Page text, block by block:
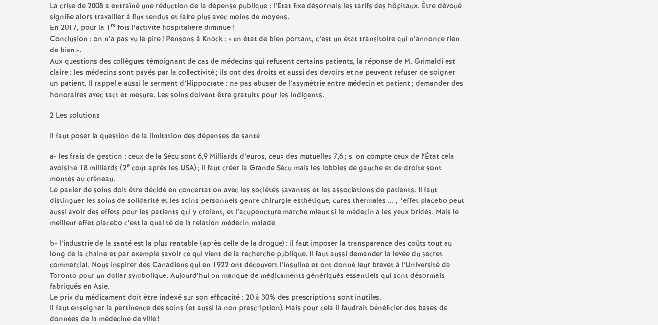
e
S
e
c
o
n
d
d
e
g
r
é
La crise de 2008 a entraîné une réduction de la dépense publique : l’État fixe désormais les tarifs des hôpitaux. Être dévoué
signifie alors travailler à flux tendus et faire plus avec moins de moyens.
En 2017, pour la 1 re fois l’activité hospitalière diminue!
Conclusion : on n’a pas vu le pire! Pensons à Knock : «un état de bien portant, c’est un état transitoire qui n’annonce rien
de bien».
Aux questions des collègues témoignant de cas de médecins qui refusent certains patients, la réponse de M. Grimaldi est
claire : les médecins sont payés par la collectivité; ils ont des droits et aussi des devoirs et ne peuvent refuser de soigner
un patient. Il rappelle aussi le serment d’Hippocrate : ne pas abuser de l’asymétrie entre médecin et patient; demander des
honoraires avec tact et mesure. Les soins doivent être gratuits pour les indigents.
2 Les solutions
Il faut poser la question de la limitation des dépenses de santé
a- les frais de gestion : ceux de la Sécu sont 6,9 Milliards d’euros, ceux des mutuelles 7,6; si on compte ceux de l’État cela
avoisine 18 milliards (2e coût après les USA); il faut créer la Grande Sécu mais les lobbies de gauche et de droite sont
montés au créneau.
Le panier de soins doit être décidé en concertation avec les sociétés savantes et les associations de patients. Il faut
distinguer les soins de solidarité et les soins personnels genre chirurgie esthétique, cures thermales ...; l’effet placebo peut
aussi avoir des effets pour les patients qui y croient, et l’acuponcture marche mieux si le médecin a les yeux bridés. Mais le
meilleur effet placebo c’est la qualité de la relation médecin malade
b- l’industrie de la santé est la plus rentable (après celle de la drogue) : il faut imposer la transparence des coûts tout au
long de la chaine et par exemple savoir ce qui vient de la recherche publique. Il faut aussi demander la levée du secret
commercial. Nous inspirer des Canadiens qui en 1922 ont découvert l’insuline et ont donné leur brevet à l’Université de
Toronto pour un dollar symbolique. Aujourd’hui on manque de médicaments génériqués essentiels qui sont désormais
fabriqués en Asie.
Le prix du médicament doit être indexé sur son efficacité : 20 à 30% des prescriptions sont inutiles.
Il faut enseigner la pertinence des soins (et aussi la non prescription). Mais pour cela il faudrait bénéficier des bases de
données de la médecine de ville!